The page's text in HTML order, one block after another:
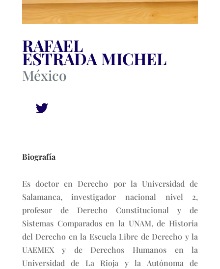
RAFAEL
ESTRADA MICHEL
México
Biografía
Es doctor en Derecho por la Universidad de
Salamanca, investigador nacional nivel 2,
profesor de Derecho Constitucional y de
Sistemas Comparados en la UNAM, de Historia
del Derecho en la Escuela Libre de Derecho y la
UAEMEX y de Derechos Humanos en la
Universidad de La Rioja y la Autónoma de